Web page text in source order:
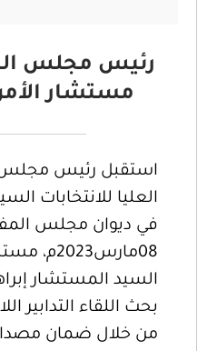
رئيس مجلس
مستشار
استقبل رئيس مجلس
العليا للانتخابات
في ديوان مجلس
السيد المستشار
بحث اللقاء التدابير
من خلال ضمان